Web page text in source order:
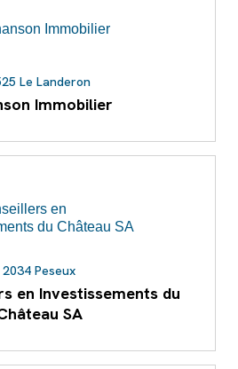
Le Landeron
Immobilier
2034 Peseux
en Investissements du
SA